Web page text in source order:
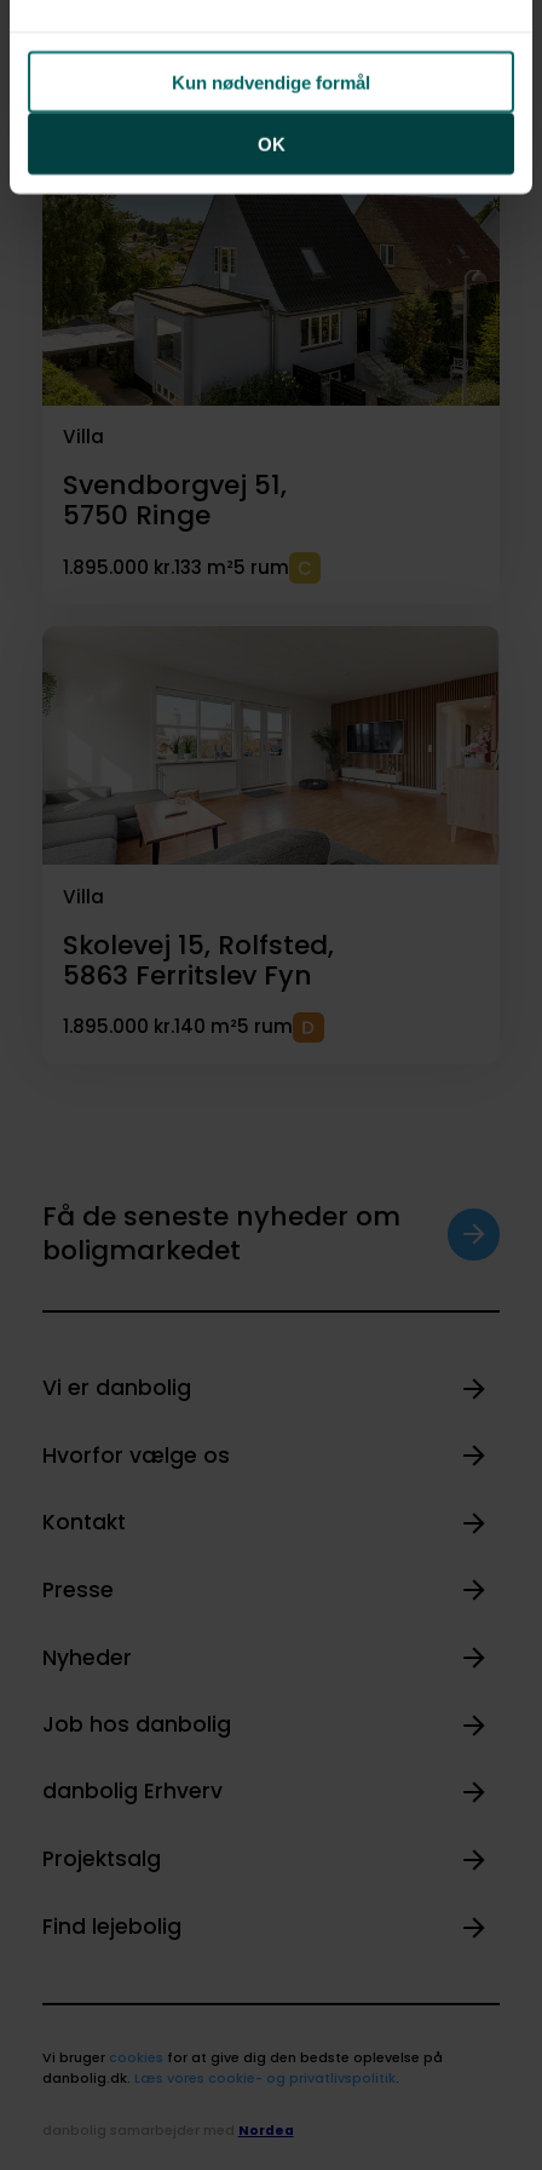
Kun nødvendige formål
OK
5792Årslev
1.995.000 kr.132 m²5 rum
Villa
Svendborgvej 51,
5750 Ringe
1.895.000 kr.133 m²5 rum
Villa
Skolevej 15, Rolfsted,
5863 Ferritslev Fyn
1.895.000 kr.140 m²5 rum
Få de seneste nyheder om
boligmarkedet
Vi er danbolig
Hvorfor vælge os
Kontakt
Presse
Nyheder
Job hos danbolig
danbolig Erhverv
Projektsalg
Find lejebolig
Vi bruger cookies for at give dig den bedste oplevelse på
danbolig.dk. Læs vores cookie- og privatlivspolitik.
Nordea